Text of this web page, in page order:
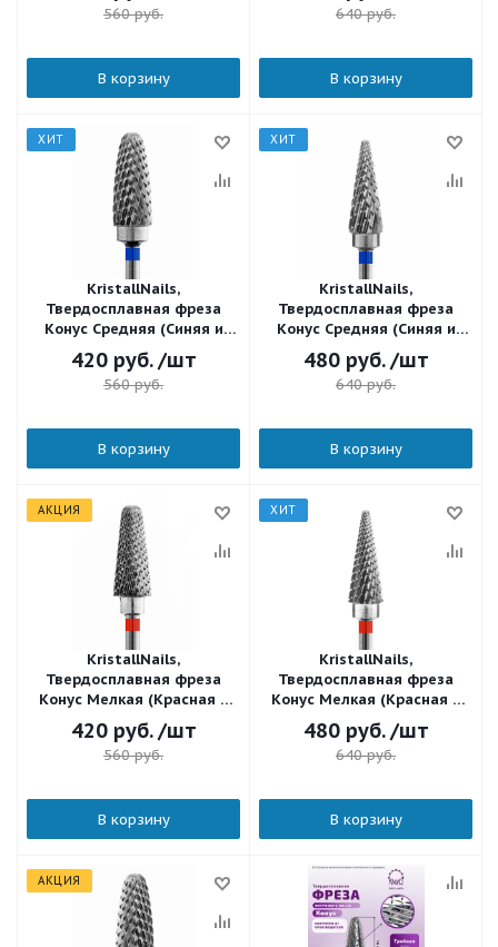
560руб.
В корзину
640руб.
В корзину
ХИТ
KristallNails,
Твердосплавная фреза
Конус Средняя (Синяя и
Фиолетовая) 31236
420руб. /шт
560руб.
В корзину
ХИТ
KristallNails,
Твердосплавная фреза
Конус Средняя (Синяя и
Фиолетовая) 31160
480руб. /шт
640руб.
В корзину
АКЦИЯ
KristallNails,
Твердосплавная фреза
Конус Мелкая (Красная и
Белая) с мелкой
крестообразной нарезкой
21360
420руб. /шт
560руб.
В корзину
ХИТ
KristallNails,
Твердосплавная фреза
Конус Мелкая (Красная и
Белая) 21160
480руб. /шт
640руб.
В корзину
АКЦИЯ